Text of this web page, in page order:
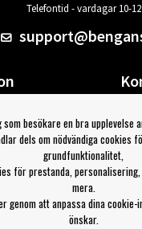
Telefontid - vardagar 10-12
Din
vill ha tips från
besökare en bra upplevelse
dels om nödvändiga cookies
grundfunktionalitet,
för prestanda,
mera.
genom att anpassa dina
önskar.